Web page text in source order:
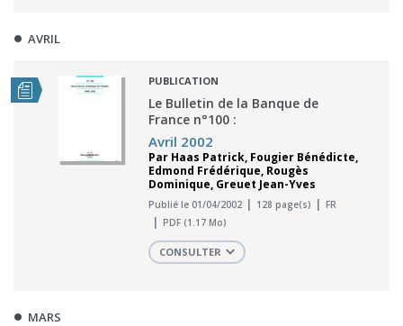
AVRIL
PUBLICATION
Le Bulletin de la Banque de
France n°100 :
Avril 2002
Par Haas Patrick, Fougier Bénédicte,
Edmond Frédérique, Rougès
Dominique, Greuet Jean-Yves
Publié le 01/04/2002 128 page(s)
FR
PDF (1.17 Mo)
CONSULTER
MARS